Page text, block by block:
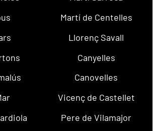
Martí de Centelles
Llorenç Savall
Canyelles
Canovelles
Vicenç de Castellet
Pere de Vilamajor